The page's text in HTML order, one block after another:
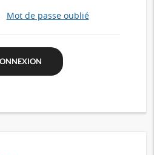
Mot de passe oublié